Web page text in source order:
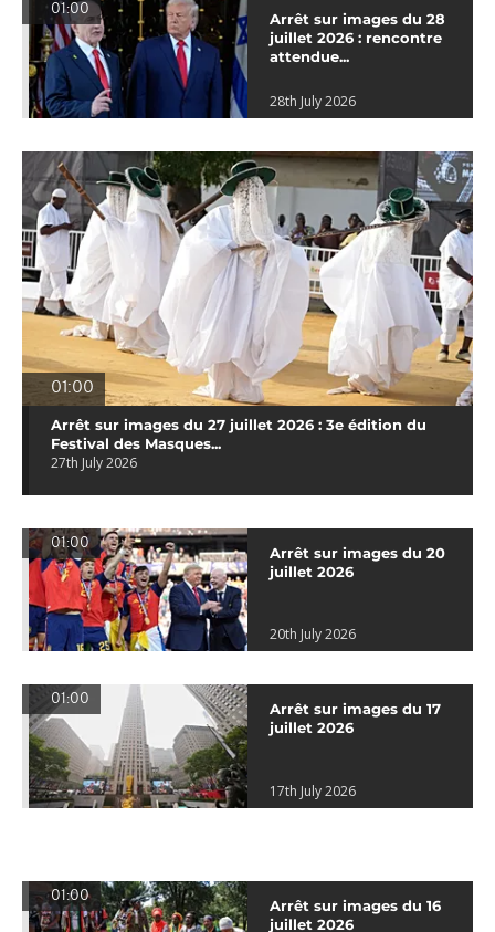
01:00
Arrêt sur images du 28
juillet 2026 : rencontre
attendue...
28th July 2026
01:00
Arrêt sur images du 27 juillet 2026 : 3e édition du
Festival des Masques...
27th July 2026
01:00
Arrêt sur images du 20
juillet 2026
20th July 2026
01:00
Arrêt sur images du 17
juillet 2026
17th July 2026
01:00
Arrêt sur images du 16
juillet 2026